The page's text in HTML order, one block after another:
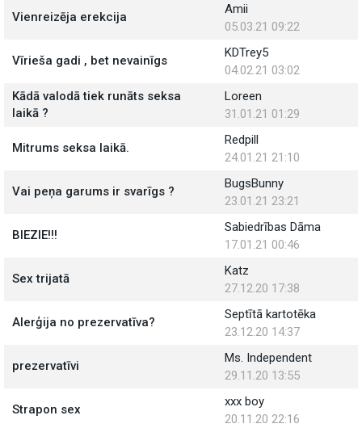
Vienreizēja erekcija
Amii
05.03.21 09:22
Vīrieša gadi , bet nevainīgs
KDTrey5
04.02.21 03:02
Kādā valodā tiek runāts seksa
laikā ?
Loreen
31.01.21 01:29
Mitrums seksa laikā.
Redpill
24.01.21 21:10
Vai peņa garums ir svarīgs ?
BugsBunny
23.01.21 23:21
BIEZIE!!!
Sabiedrības Dāma
17.01.21 00:46
Sex trijatā
Katz
27.12.20 17:38
Alerģija no prezervatīva?
Septītā kartotēka
23.12.20 14:37
prezervatīvi
Ms. Independent
29.11.20 13:55
Strapon sex
xxx boy
20.11.20 22:16